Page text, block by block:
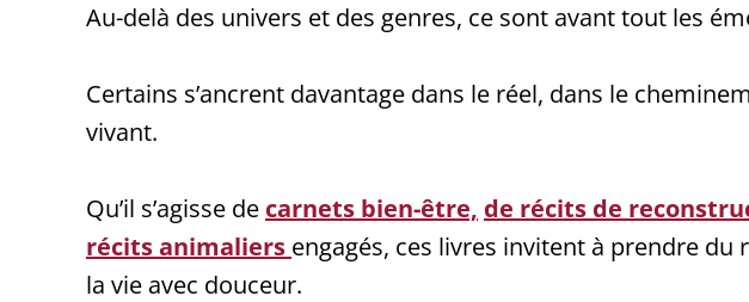
Au-delà des univers et des genres, ce sont avant tout les
Certains s’ancrent davantage dans le réel, dans le
vivant.
Qu’il s’agisse de carnets bien-être, de récits de
récits animaliers engagés, ces livres invitent à prendre du
la vie avec douceur.